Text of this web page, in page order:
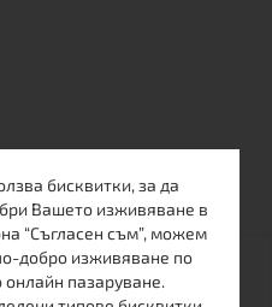
МАРКА
бисквитки, за да
Вашето изживяване в
“Съгласен съм”, можем
добро изживяване по
пазаруване.